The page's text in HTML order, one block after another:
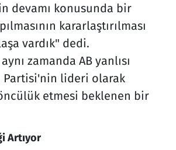
devamı konusunda bir
kararlaştırılması
vardık" dedi.
zamanda AB yanlısı
Partisi'nin lideri olarak
etmesi beklenen bir
Artıyor